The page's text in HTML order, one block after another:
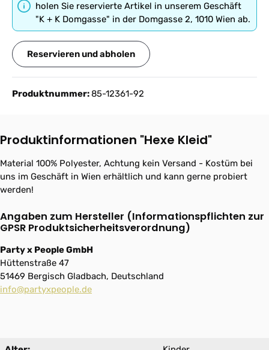
holen Sie reservierte Artikel in unserem Geschäft
"K + K Domgasse" in der Domgasse 2, 1010 Wien ab.
Reservieren und abholen
Produktnummer:85-12361-92
Produktinformationen "Hexe Kleid"
Material 100% Polyester, Achtung kein Versand - Kostüm bei
uns im Geschäft in Wien erhältlich und kann gerne probiert
werden!
Angaben zum Hersteller (Informationspflichten zur
GPSR Produktsicherheitsverordnung)
Party x People GmbH
Hüttenstraße 47
51469 Bergisch Gladbach, Deutschland
info@partyxpeople.de